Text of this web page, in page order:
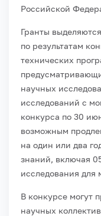
Российской
Гранты
по результатам
технических
научных
исследований с
конкурса по 30
возможным
на один или два
знаний, включая
исследования
В конкурсе могут
научных